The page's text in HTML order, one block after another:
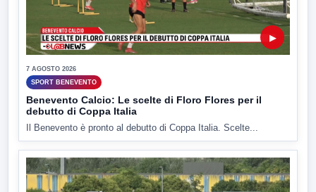
▶
7 AGOSTO 2026
SPORT BENEVENTO
Benevento Calcio: Le scelte di Floro Flores per il
debutto di Coppa Italia
Il Benevento è pronto al debutto di Coppa Italia. Scelte...